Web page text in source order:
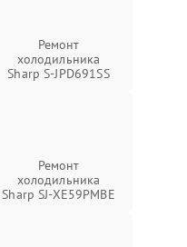
Ремонт
холодильника
Sharp S-JPD691SS
Ремонт
холодильника
Sharp SJ-XE59PMBE